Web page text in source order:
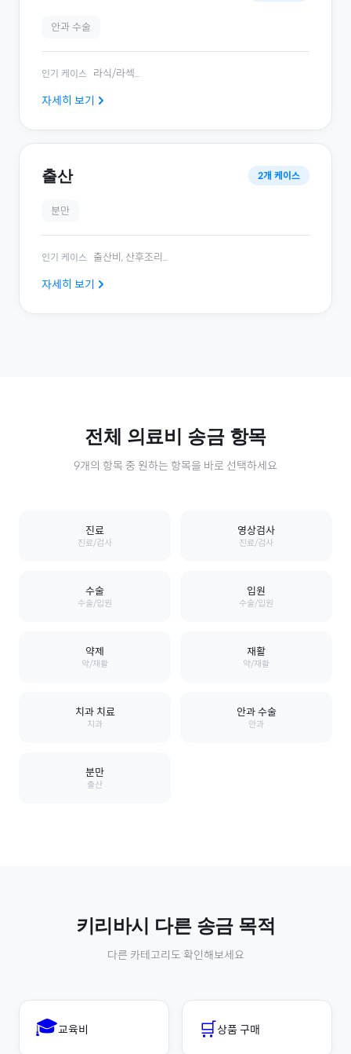
안과 수술
인기 케이스 라식/라섹...
자세히 보기
출산 2개 케이스
분만
인기 케이스 출산비, 산후조리...
자세히 보기
전체 의료비 송금 항목
9개의 항목 중 원하는 항목을 바로 선택하세요
진료
진료/검사
영상검사
진료/검사
수술
수술/입원
입원
수술/입원
약제
약/재활
재활
약/재활
치과 치료
치과
안과 수술
안과
분만
출산
키리바시 다른 송금 목적
다른 카테고리도 확인해보세요
🎓교육비 🛒상품 구매